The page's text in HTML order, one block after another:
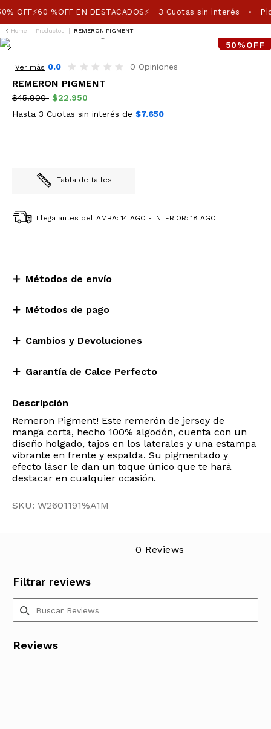
OFF⚡60 %OFF EN DESTACADOS⚡ 3 Cuotas sin interés •
Home | Productos | REMERON PIGMENT
50%OFF
Ver más 0.0 0 Opiniones
REMERON PIGMENT
$45.900 $22.950
Hasta 3 Cuotas sin interés de $7.650
Tabla de talles
Llega antes del AMBA: 14 AGO - INTERIOR: 18 AGO
Métodos de envío
Métodos de pago
Cambios y Devoluciones
Garantía de Calce Perfecto
Descripción
Remeron Pigment! Este remerón de jersey de
manga corta, hecho 100% algodón, cuenta con un
diseño holgado, tajos en los laterales y una estampa
vibrante en frente y espalda. Su pigmentado y
efecto láser le dan un toque único que te hará
destacar en cualquier ocasión.
SKU: W2601191%A1M
Filtrar reviews
0 Reviews
Reviews